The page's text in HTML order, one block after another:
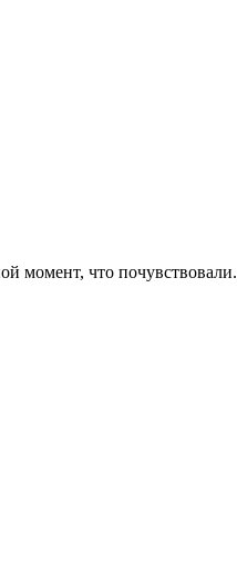
момент, что почувствовали.